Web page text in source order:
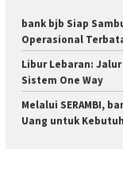
bank bjb Siap
Operasional
Libur Lebaran:
Sistem One Way
Melalui SERAMBI,
Uang untuk